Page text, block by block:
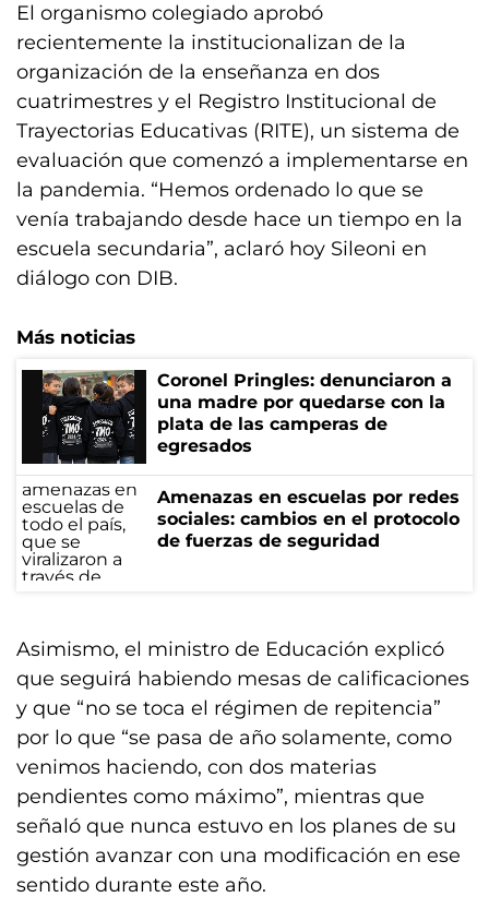
El organismo colegiado aprobó
recientemente la institucionalizan de la
organización de la enseñanza en dos
cuatrimestres y el Registro Institucional de
Trayectorias Educativas (RITE), un sistema de
evaluación que comenzó a implementarse en
la pandemia. “Hemos ordenado lo que se
venía trabajando desde hace un tiempo en la
escuela secundaria”, aclaró hoy Sileoni en
diálogo con DIB.
Más noticias
Coronel Pringles: denunciaron a
una madre por quedarse con la
plata de las camperas de
egresados
Amenazas en escuelas por redes
sociales: cambios en el protocolo
de fuerzas de seguridad
Asimismo, el ministro de Educación explicó
que seguirá habiendo mesas de calificaciones
y que “no se toca el régimen de repitencia”
por lo que “se pasa de año solamente, como
venimos haciendo, con dos materias
pendientes como máximo”, mientras que
señaló que nunca estuvo en los planes de su
gestión avanzar con una modificación en ese
sentido durante este año.